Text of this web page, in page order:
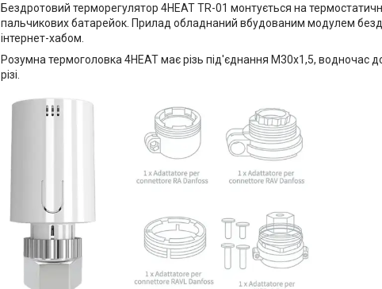
Бездротовий терморегулятор 4HEAT TR-01 монтується на
пальчикових батарейок. Прилад обладнаний вбудованим модулем
інтернет-хабом.
Розумна термоголовка 4HEAT має різь під'єднання М30х1,5, водночас
різі.